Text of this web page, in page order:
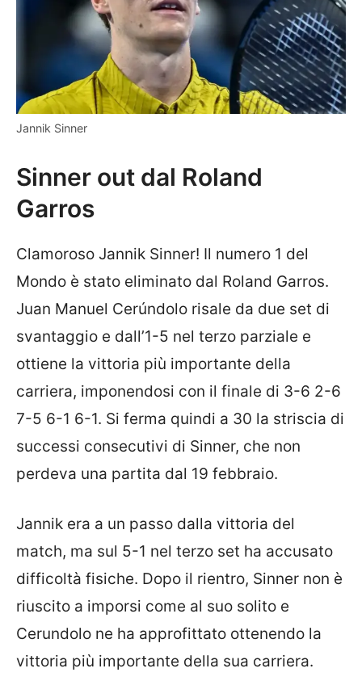
Jannik Sinner
Sinner out dal Roland
Garros
Clamoroso Jannik Sinner! Il numero 1 del
Mondo è stato eliminato dal Roland Garros.
Juan Manuel Cerúndolo risale da due set di
svantaggio e dall’1-5 nel terzo parziale e
ottiene la vittoria più importante della
carriera, imponendosi con il finale di 3-6 2-6
7-5 6-1 6-1. Si ferma quindi a 30 la striscia di
successi consecutivi di Sinner, che non
perdeva una partita dal 19 febbraio.
Jannik era a un passo dalla vittoria del
match, ma sul 5-1 nel terzo set ha accusato
difficoltà fisiche. Dopo il rientro, Sinner non è
riuscito a imporsi come al suo solito e
Cerundolo ne ha approfittato ottenendo la
vittoria più importante della sua carriera.